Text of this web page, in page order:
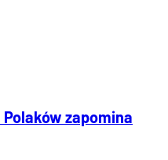
zapomina